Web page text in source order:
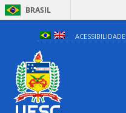
BRASIL
ACESSIBILIDADE